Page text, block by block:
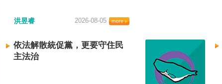
洪昱睿 2026-08-05
依法解散統促黨，更要守住民
主法治